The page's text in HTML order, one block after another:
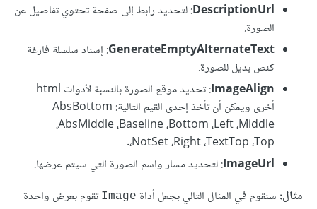
DescriptionUrl: لتحديد رابط إلى صفحة تحتوي تفاصيل عن
الصورة.
GenerateEmptyAlternateText: إسناد سلسلة فارغة
كنص بديل للصورة.
ImageAlign
: تحديد موقع الصورة بالنسبة لأدوات html
أخرى ويمكن أن تأخذ إحدى القيم التالية: AbsBottom
،AbsMiddle ،Baseline ،Bottom ،Left ،Middle
،NotSet ،Right ،TextTop ،Top.
ImageUrl: لتحديد مسار واسم الصورة التي سيتم عرضها.
مثال: سنقوم في المثال التالي بجعل أداة Image تقوم بعرض واحدة